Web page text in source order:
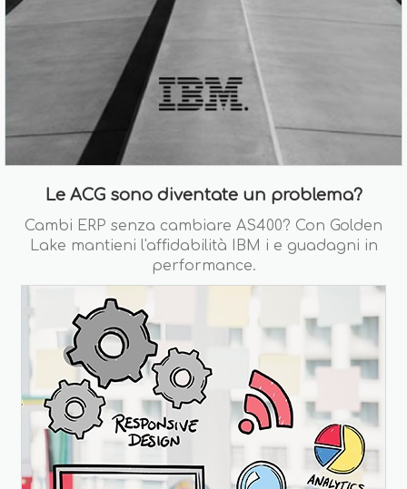
Le ACG sono diventate un problema?
Cambi ERP senza cambiare AS400? Con Golden
Lake mantieni l'affidabilità IBM i e guadagni in
performance.